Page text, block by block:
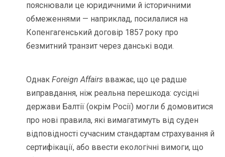
пояснювали це юридичними й історичними
обмеженнями — наприклад, посилалися на
Копенгагенський договір 1857 року про
безмитний транзит через данські води.
ОднакForeign Affairs вважає, що це радше
виправдання, ніж реальна перешкода: сусідні
держави Балтії (окрім Росії) могли б домовитися
про нові правила, які вимагатимуть від суден
відповідності сучасним стандартам страхування й
сертифікації, або ввести екологічні вимоги, що